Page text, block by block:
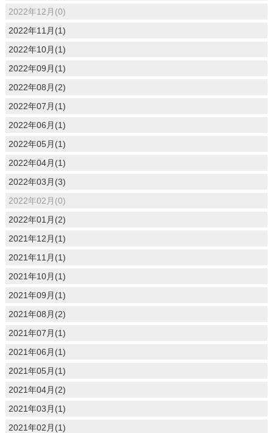
2022年12月(0)
2022年11月(1)
2022年10月(1)
2022年09月(1)
2022年08月(2)
2022年07月(1)
2022年06月(1)
2022年05月(1)
2022年04月(1)
2022年03月(3)
2022年02月(0)
2022年01月(2)
2021年12月(1)
2021年11月(1)
2021年10月(1)
2021年09月(1)
2021年08月(2)
2021年07月(1)
2021年06月(1)
2021年05月(1)
2021年04月(2)
2021年03月(1)
2021年02月(1)